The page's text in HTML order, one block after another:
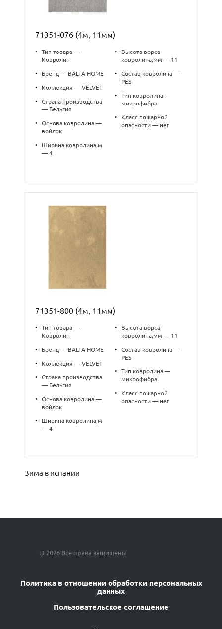
71351-076 (4м, 11мм)
•
Тип товара —
Ковролин
• Бренд — BALTA HOME
• Коллекция — VELVET
•
Страна производства
— Бельгия
•
Основа ковролина —
войлок
•
Ширина ковролина,м
— 4
•
Высота ворса
ковролина,мм — 11
•
Состав ковролина —
PES
•
Тип ковролина —
микрофибра
•
Класс пожарной
опасности — нет
71351-800 (4м, 11мм)
•
Тип товара —
Ковролин
• Бренд — BALTA HOME
• Коллекция — VELVET
•
Страна производства
— Бельгия
•
Основа ковролина —
войлок
•
Ширина ковролина,м
— 4
•
Высота ворса
ковролина,мм — 11
•
Состав ковролина —
PES
•
Тип ковролина —
микрофибра
•
Класс пожарной
опасности — нет
Зима в испании
© 2026 Все права защищены
Политика в отношении обработки персональных
данных
Пользовательское соглашение